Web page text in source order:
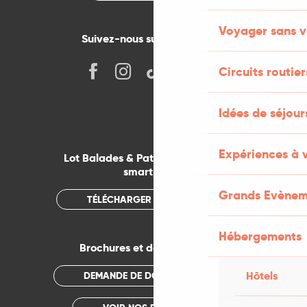
Voyager sans
Circuits
Idées de
Expériences à
Grands
Hébergements
Hôtels
Suivez-nous sur les réseaux !
Lot Balades & Patrimoines sur votre
smartphone
TÉLÉCHARGER L'APPLICATION
Brochures et documentations
DEMANDE DE DOCUMENTATION